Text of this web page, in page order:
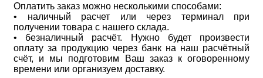
Оплатить заказ можно несколькими способами:
• наличный расчет или через терминал при
получении товара с нашего склада.
• безналичный расчёт. Нужно будет произвести
оплату за продукцию через банк на наш расчётный
счёт, и мы подготовим Ваш заказ к оговоренному
времени или организуем доставку.